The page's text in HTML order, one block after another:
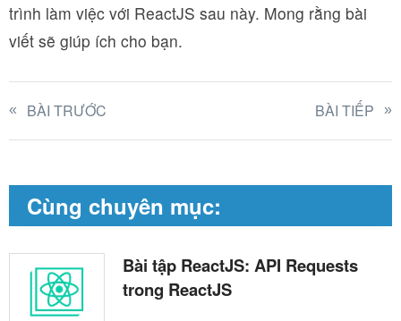
trình làm việc với ReactJS sau này. Mong rằng bài
viết sẽ giúp ích cho bạn.
BÀI TRƯỚC BÀI TIẾP
Cùng chuyên mục:
Bài tập ReactJS: API Requests
trong ReactJS